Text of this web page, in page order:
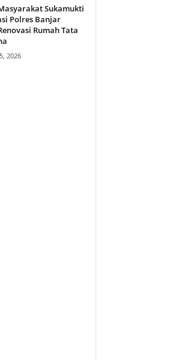
Sukamukti
Polres Banjar
Rumah Tata
2026